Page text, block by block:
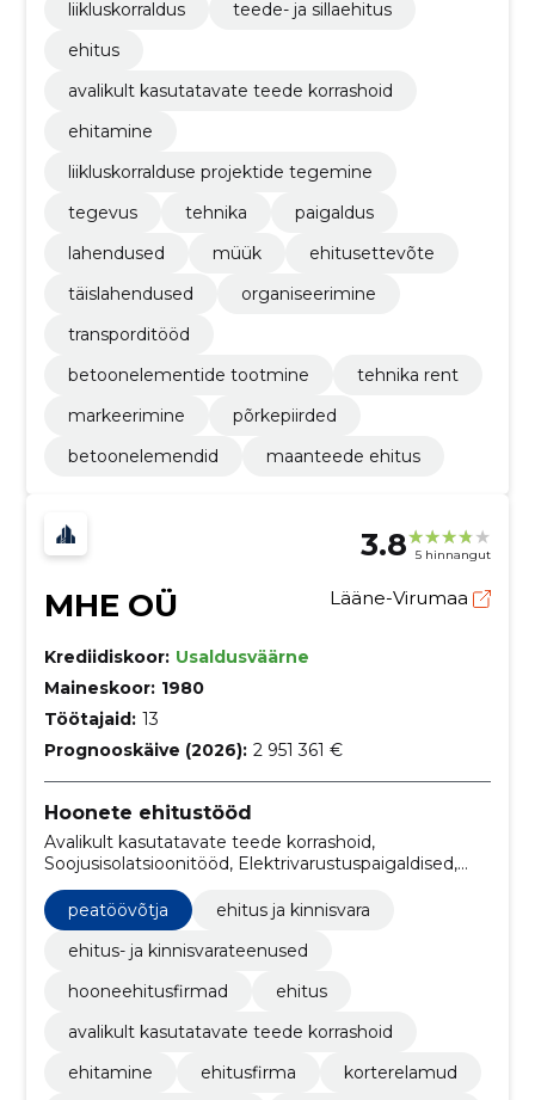
Ehitiste või nende osade ehitustööd ja
liikluskorraldus
teede- ja sillaehitus
ehitus
avalikult kasutatavate teede korrashoid
ehitamine
liikluskorralduse projektide tegemine
tegevus
tehnika
paigaldus
lahendused
müük
ehitusettevõte
täislahendused
organiseerimine
transporditööd
betoonelementide tootmine
tehnika rent
markeerimine
põrkepiirded
betoonelemendid
maanteede ehitus
3.8 5 hinnangut
MHE OÜ Lääne-Virumaa
Krediidiskoor: Usaldusväärne
Maineskoor: 1980
Töötajaid: 13
Prognooskäive (2026): 2 951 361 €
Hoonete ehitustööd
Avalikult kasutatavate teede korrashoid,
Soojusisolatsioonitööd, Elektrivarustuspaigaldised,
Vabaajarajatiste ehitustööd, Mitmesugused
eriehitustööd, ehitus, korterelamud, kogenud
ehitusfirma, peatöövõtja, Tervishoiu- ja
sotsiaalteenustega seotud hoonete,
peatöövõtja
ehitus ja kinnisvara
ehitus- ja kinnisvarateenused
hooneehitusfirmad
ehitus
avalikult kasutatavate teede korrashoid
ehitamine
ehitusfirma
korterelamud